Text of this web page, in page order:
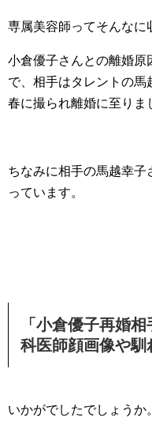
専属美容師ってそんなに
小倉優子さんとの離婚原
で、相手はタレントの馬
春に撮られ離婚に至りま
ちなみに相手の馬越幸子
っています。
「小倉優子再婚
科医師顔画像や
いかがでしたでしょうか。